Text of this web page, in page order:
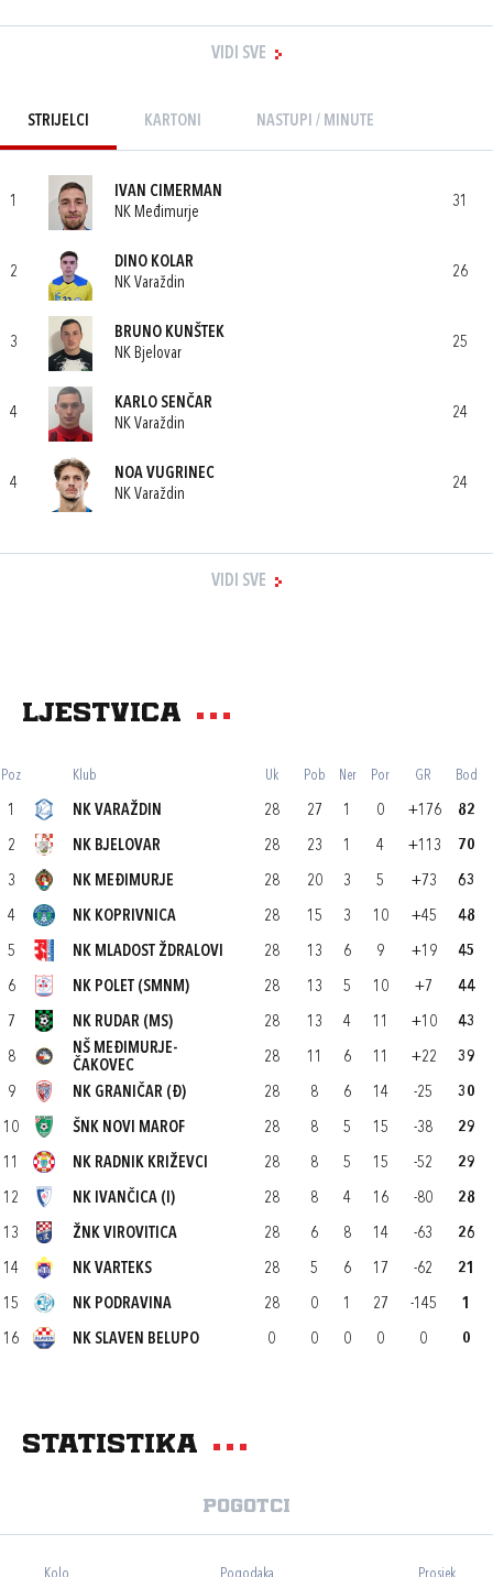
VIDI SVE
STRIJELCI KARTONI NASTUPI / MINUTE
1
IVAN CIMERMAN
NK Međimurje
31
2
DINO KOLAR
NK Varaždin
26
3
BRUNO KUNŠTEK
NK Bjelovar
25
4
KARLO SENČAR
NK Varaždin
24
4
NOA VUGRINEC
NK Varaždin
24
VIDI SVE
Ljestvica
Poz Klub Uk Pob Ner Por GR Bod
1 NK VARAŽDIN 28 27 1 0 +176 82
2 NK BJELOVAR 28 23 1 4 +113 70
3 NK MEĐIMURJE 28 20 3 5 +73 63
4 NK KOPRIVNICA 28 15 3 10 +45 48
5 NK MLADOST ŽDRALOVI 28 13 6 9 +19 45
6 NK POLET (SMNM) 28 13 5 10 +7 44
7 NK RUDAR (MS) 28 13 4 11 +10 43
8
NŠ MEĐIMURJE-
ČAKOVEC
28 11 6 11 +22 39
9 NK GRANIČAR (Đ) 28 8 6 14 -25 30
10 ŠNK NOVI MAROF 28 8 5 15 -38 29
11 NK RADNIK KRIŽEVCI 28 8 5 15 -52 29
12 NK IVANČICA (I) 28 8 4 16 -80 28
13 ŽNK VIROVITICA 28 6 8 14 -63 26
14 NK VARTEKS 28 5 6 17 -62 21
15 NK PODRAVINA 28 0 1 27 -145 1
16 NK SLAVEN BELUPO 0 0 0 0 0 0
Statistika
Pogotci